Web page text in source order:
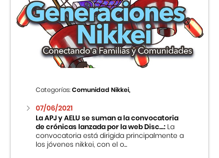
Categorías:Comunidad Nikkei,
07/06/2021
La APJ y AELU se suman a la convocatoria
de crónicas lanzada por la web Disc...:La
convocatoria está dirigida principalmente a
los jóvenes nikkei, con el o...